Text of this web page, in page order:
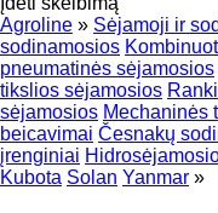
Agroline » Sėjamoji ir
sodinamosios
pneumatinės sėjamosios
tikslios sėjamosios
sėjamosios Mechaninės
beicavimai Česnakų
įrenginiai
Kubota Solan Yanmar »